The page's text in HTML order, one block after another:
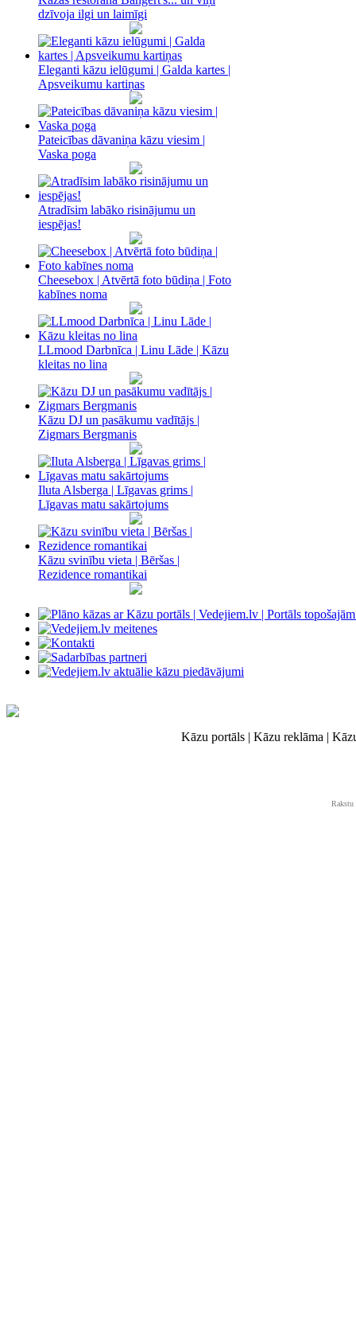
dzīvoja ilgi un laimīgi
Eleganti kāzu ielūgumi | Galda kartes |
Apsveikumu kartiņas
Pateicības dāvaniņa kāzu viesim |
Vaska poga
Atradīsim labāko risinājumu un
iespējas!
Cheesebox | Atvērtā foto būdiņa | Foto
kabīnes noma
LLmood Darbnīca | Linu Lāde | Kāzu
kleitas no lina
Kāzu DJ un pasākumu vadītājs |
Zigmars Bergmanis
Iluta Alsberga | Līgavas grims |
Līgavas matu sakārtojums
Kāzu svinību vieta | Bēršas |
Rezidence romantikai
Kāzu portāls | Kāzu reklāma |
Rakstu